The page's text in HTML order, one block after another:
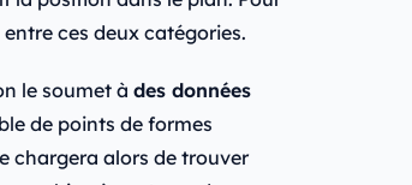
ces deux catégories.
le soumet à des données
de points de formes
chargera alors de trouver